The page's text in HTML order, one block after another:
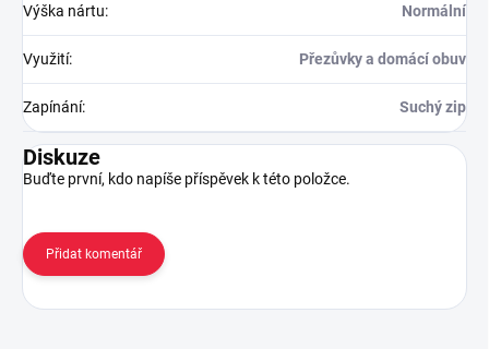
Výška nártu: Normální
Využití: Přezůvky a domácí obuv
Zapínání: Suchý zip
Diskuze
Buďte první, kdo napíše příspěvek k této položce.
Přidat komentář